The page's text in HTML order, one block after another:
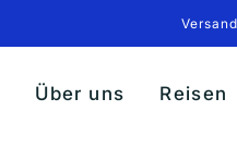
Über uns Reisen